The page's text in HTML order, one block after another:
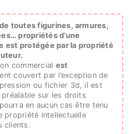
toutes figurines, armures,
propriétés d’une
est protégée par la propriété
commercial est
couvert par l’exception de
ou fichier 3d, il est
sur les droits
en aucun cas être tenu
propriété intellectuelle
clients.